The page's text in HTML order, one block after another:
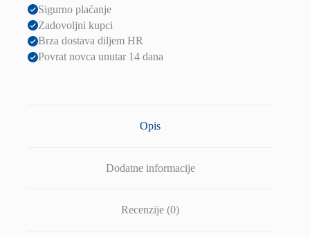
količina
Sigurno plaćanje
Zadovoljni kupci
Brza dostava diljem HR
Povrat novca unutar 14 dana
Opis
Dodatne informacije
Recenzije (0)